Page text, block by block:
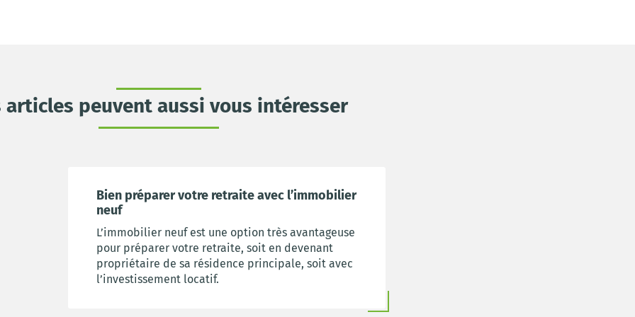
articles peuvent aussi vous intéresser
Bien préparer votre retraite avec l’immobilier
neuf
L’immobilier neuf est une option très avantageuse
pour préparer votre retraite, soit en devenant
propriétaire de sa résidence principale, soit avec
l’investissement locatif.